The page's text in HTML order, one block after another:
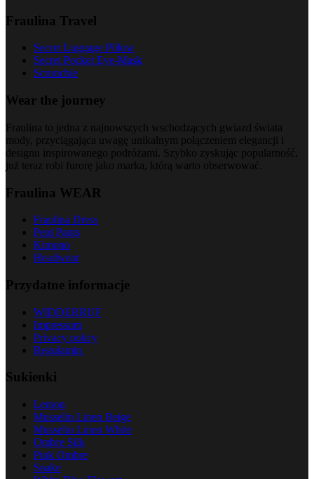
Fraulina Travel
Secret Luggage Pillow
Secret Pocket Eye-Mask
Scrunchie
Wear the journey
Fraulina to jedna z najnowszych wschodzących gwiazd świata
mody, przyciągająca uwagę unikalnym połączeniem elegancji i
designu inspirowanego podróżami. Szybko zyskując popularność,
już teraz robi furorę jako marka, którą warto obserwować.
Fraulina WEAR
Fraulina Dress
Pepi Pants
Kimono
Headwear
Przydatne informacje
WIDDERRUF
Impressum
Privacy policy
Regulamin
Sukienki
Lemon
Musselin Linen Beige
Musselin Linen White
Ombre Silk
Pink Ombre
Snake